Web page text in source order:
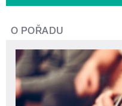
O POŘADU